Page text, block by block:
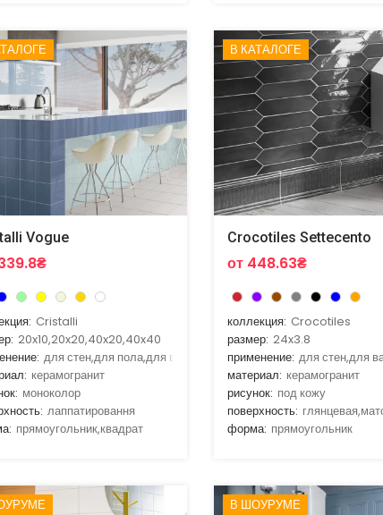
Vogue
Cristalli
20x10,20x20,40x20,40x40
для стен,для пола,для ванной,для кухни,для улицы
керамогранит
моноколор
лаппатировання
прямоугольник,квадрат
В КАТАЛОГЕ
Crocotiles Settecento
от 448.63₴
коллекция: Crocotiles
размер: 24x3.8
применение: для стен,для
материал: керамогранит
рисунок: под кожу
поверхность:
форма: прямоугольник
В ШОУРУМЕ